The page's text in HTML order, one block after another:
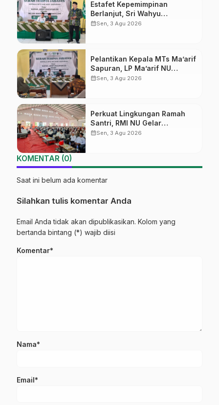
Estafet Kepemimpinan
Berlanjut, Sri Wahyu
Susilowati Resmi Pimpin MTs
calendar_monthSen, 3 Agu 2026
Pelantikan Kepala MTs Ma’arif
Sapuran, LP Ma’arif NU
Wonosobo Tekankan Lima
calendar_monthSen, 3 Agu 2026
Perkuat Lingkungan Ramah
Santri, RMI NU Gelar
‘Sambang Pesantren’ di Pati
calendar_monthSen, 3 Agu 2026
KOMENTAR (0)
Saat ini belum ada komentar
Silahkan tulis komentar Anda
Email Anda tidak akan dipublikasikan. Kolom yang
bertanda bintang (*) wajib diisi
Komentar*
Nama*
Email*